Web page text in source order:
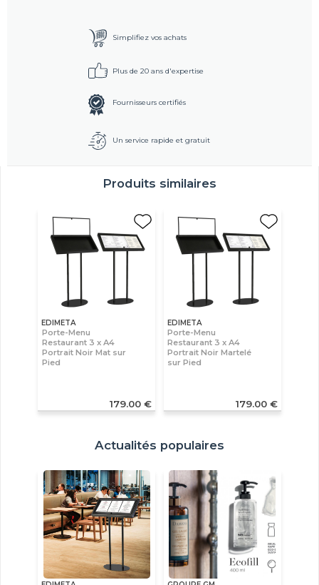
Simplifiez vos achats
Plus de 20 ans d'expertise
Fournisseurs certifiés
Un service rapide et gratuit
Produits similaires
EDIMETA
Porte-Menu
Restaurant 3 x A4
Portrait Noir Mat sur
Pied
179.00 €
EDIMETA
Porte-Menu
Restaurant 3 x A4
Portrait Noir Martelé
sur Pied
179.00 €
Actualités populaires